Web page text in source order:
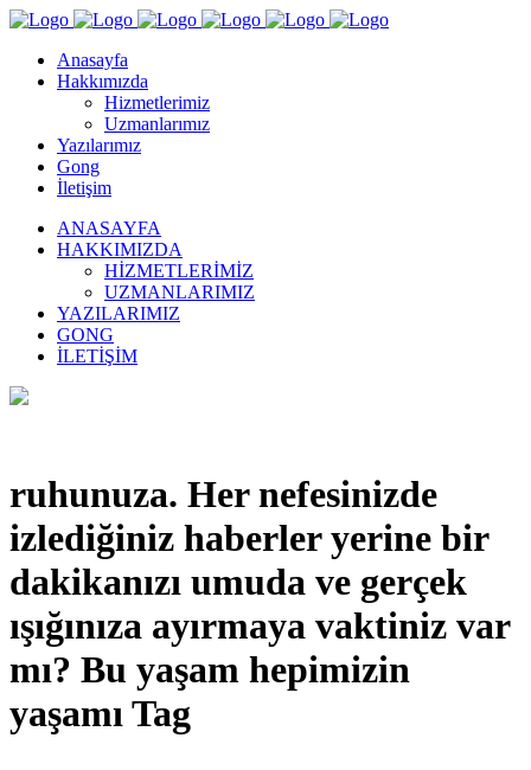
Anasayfa
Hakkımızda
Hizmetlerimiz
Uzmanlarımız
Yazılarımız
Gong
İletişim
ANASAYFA
HAKKIMIZDA
HIZMETLERIMIZ
UZMANLARIMIZ
YAZILARIMIZ
GONG
İLETIŞIM
ruhunuza. Her nefesinizde
izlediğiniz haberler yerine bir
dakikanızı umuda ve gerçek
ışığınıza ayırmaya vaktiniz var
mı? Bu yaşam hepimizin
yaşamı Tag